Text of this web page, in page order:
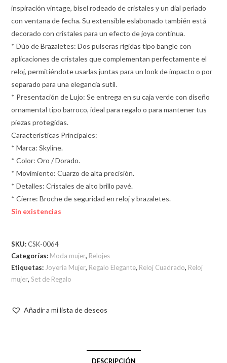
inspiración vintage, bisel rodeado de cristales y un dial perlado
con ventana de fecha. Su extensible eslabonado también está
decorado con cristales para un efecto de joya continua.
* Dúo de Brazaletes: Dos pulseras rígidas tipo bangle con
aplicaciones de cristales que complementan perfectamente el
reloj, permitiéndote usarlas juntas para un look de impacto o por
separado para una elegancia sutil.
* Presentación de Lujo: Se entrega en su caja verde con diseño
ornamental tipo barroco, ideal para regalo o para mantener tus
piezas protegidas.
Características Principales:
* Marca: Skyline.
* Color: Oro / Dorado.
* Movimiento: Cuarzo de alta precisión.
* Detalles: Cristales de alto brillo pavé.
* Cierre: Broche de seguridad en reloj y brazaletes.
Sin existencias
SKU:CSK-0064
Categorías: Moda mujer, Relojes
Etiquetas: Joyería Mujer, Regalo Elegante, Reloj Cuadrado, Reloj
mujer,Set de Regalo
Añadir a mi lista de deseos
DESCRIPCIÓN